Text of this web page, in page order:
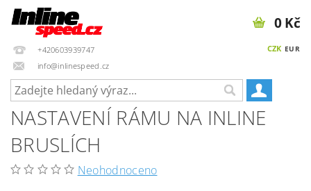
+420603939747
info@inlinespeed.cz
CZK EUR
0 Kč
NASTAVENÍ RÁMU NA INLINE
BRUSLÍCH
Neohodnoceno